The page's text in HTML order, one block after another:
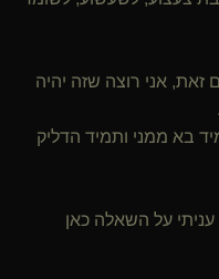
אני רוצה שזה יהיה
בא ממני ותמיד הדליק
עניתי על השאלה כאן